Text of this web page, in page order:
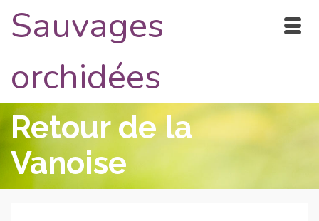
Sauvages
orchidées
Retour de la
Vanoise